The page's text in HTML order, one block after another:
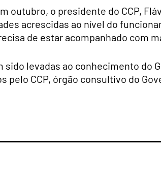
outubro, o presidente do CCP,
acrescidas ao nível do
de estar acompanhado com
sido levadas ao conhecimento do
pelo CCP, órgão consultivo do